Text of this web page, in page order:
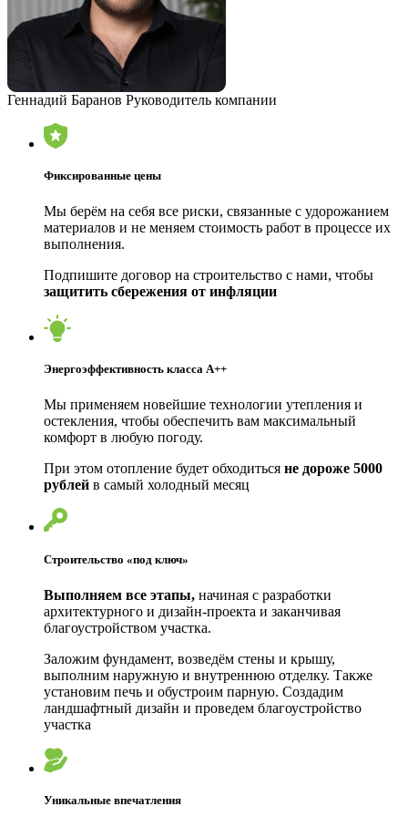
Геннадий Баранов Руководитель компании
Фиксированные цены
Мы берём на себя все риски, связанные с удорожанием
материалов и не меняем стоимость работ в процессе их
выполнения.
Подпишите договор на строительство с нами, чтобы
защитить сбережения от инфляции
Энергоэффективность класса А++
Мы применяем новейшие технологии утепления и
остекления, чтобы обеспечить вам максимальный
комфорт в любую погоду.
При этом отопление будет обходиться не дороже 5000
рублей в самый холодный месяц
Строительство «под ключ»
Выполняем все этапы, начиная с разработки
архитектурного и дизайн-проекта и заканчивая
благоустройством участка.
Заложим фундамент, возведём стены и крышу,
выполним наружную и внутреннюю отделку. Также
установим печь и обустроим парную. Создадим
ландшафтный дизайн и проведем благоустройство
участка
Уникальные впечатления